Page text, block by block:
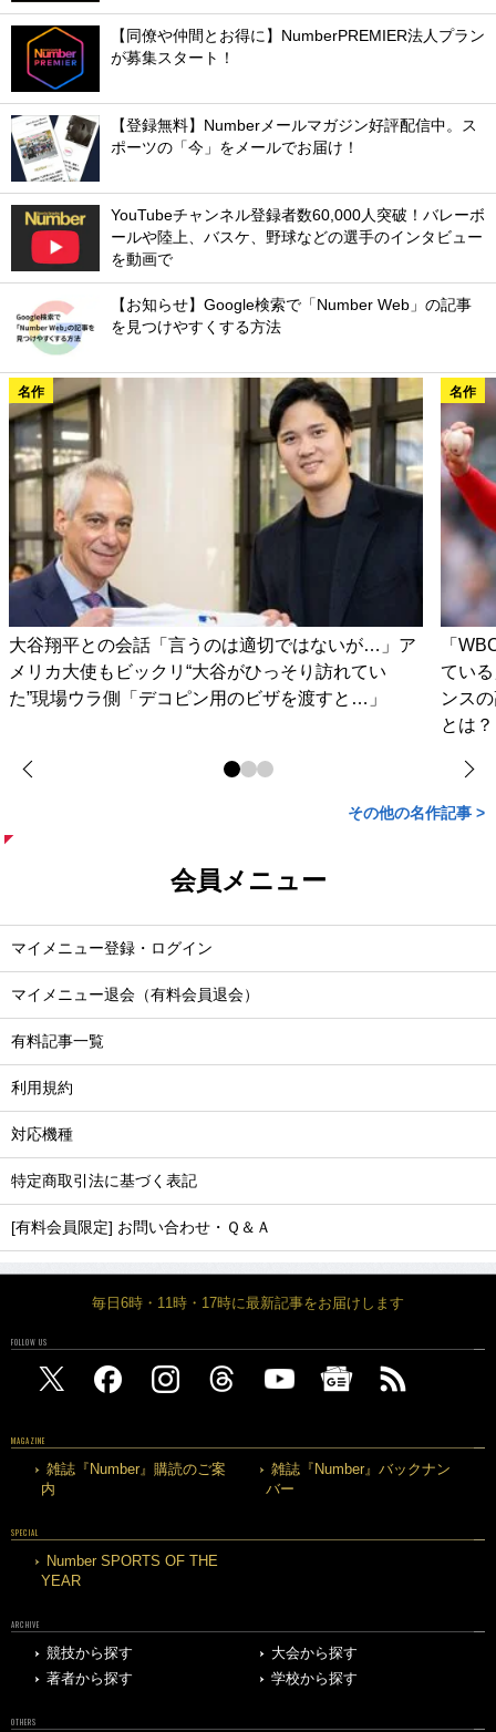
【同僚や仲間とお得に】NumberPREMIER法人プラン
が募集スタート！
【登録無料】Numberメールマガジン好評配信中。ス
ポーツの「今」をメールでお届け！
YouTubeチャンネル登録者数60,000人突破！バレーボ
ールや陸上、バスケ、野球などの選手のインタビュー
を動画で
【お知らせ】Google検索で「Number Web」の記事
を見つけやすくする方法
名作
大谷翔平との会話「言うのは適切ではないが…」ア
メリカ大使もビックリ“大谷がひっそり訪れてい
た”現場ウラ側「デコピン用のビザを渡すと…」
名作
「
てい
ンス
とは？
その他の名作記事 >
会員メニュー
マイメニュー登録・ログイン
マイメニュー退会（有料会員退会）
有料記事一覧
利用規約
対応機種
特定商取引法に基づく表記
[有料会員限定] お問い合わせ・Ｑ＆Ａ
毎日6時・11時・17時に最新記事をお届けします
FOLLOW US
MAGAZINE
雑誌『Number』購読のご案
内
雑誌『Number』バックナン
バー
SPECIAL
Number SPORTS OF THE
YEAR
ARCHIVE
競技から探す
大会から探す
著者から探す
学校から探す
OTHERS